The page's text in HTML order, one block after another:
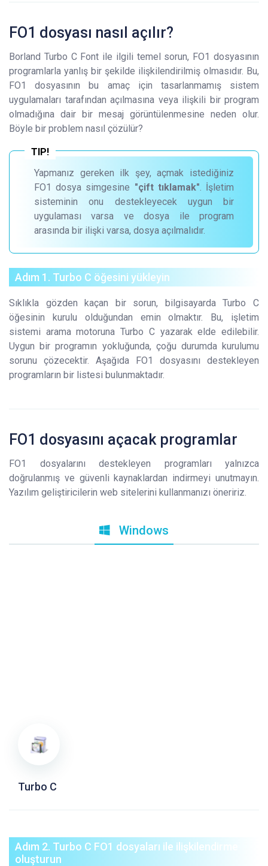
FO1 dosyası nasıl açılır?
Borland Turbo C Font ile ilgili temel sorun, FO1 dosyasının
programlarla yanlış bir şekilde ilişkilendirilmiş olmasıdır. Bu,
FO1 dosyasının bu amaç için tasarlanmamış sistem
uygulamaları tarafından açılmasına veya ilişkili bir program
olmadığına dair bir mesaj görüntülenmesine neden olur.
Böyle bir problem nasıl çözülür?
Yapmanız gereken ilk şey, açmak istediğiniz
FO1 dosya simgesine "çift tıklamak". İşletim
sisteminin onu destekleyecek uygun bir
uygulaması varsa ve dosya ile program
arasında bir ilişki varsa, dosya açılmalıdır.
Adım 1. Turbo C öğesini yükleyin
Sıklıkla gözden kaçan bir sorun, bilgisayarda Turbo C
öğesinin kurulu olduğundan emin olmaktır. Bu, işletim
sistemi arama motoruna Turbo C yazarak elde edilebilir.
Uygun bir programın yokluğunda, çoğu durumda kurulumu
sorunu çözecektir. Aşağıda FO1 dosyasını destekleyen
programların bir listesi bulunmaktadır.
FO1 dosyasını açacak programlar
FO1 dosyalarını destekleyen programları yalnızca
doğrulanmış ve güvenli kaynaklardan indirmeyi unutmayın.
Yazılım geliştiricilerin web sitelerini kullanmanızı öneririz.
Windows
Turbo C
Adım 2. Turbo C FO1 dosyaları ile ilişkilendirme
oluşturun